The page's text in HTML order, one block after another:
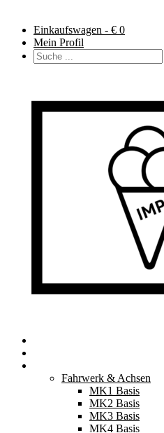
Einkaufswagen - € 0
Mein Profil
Fahrwerk & Achsen
MK1 Basis
MK2 Basis
MK3 Basis
MK4 Basis